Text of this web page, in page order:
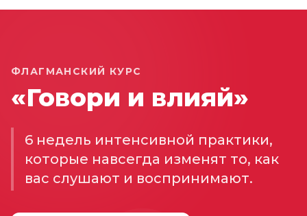
ФЛАГМАНСКИЙ КУРС
«Говори и влияй»
6 недель интенсивной практики,
которые навсегда изменят то, как
вас слушают и воспринимают.